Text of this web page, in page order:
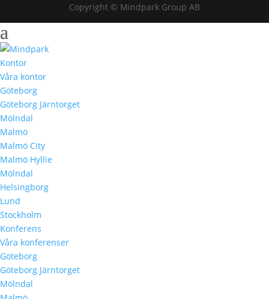
Copyright © Mindpark Group AB
Kontor
Våra kontor
Göteborg
Göteborg Järntorget
Mölndal
Malmö
Malmö City
Malmö Hyllie
Mölndal
Helsingborg
Lund
Stockholm
Konferens
Våra konferenser
Göteborg
Göteborg Järntorget
Mölndal